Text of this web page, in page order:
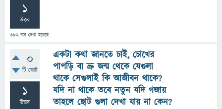
1
উত্তর
382বার দেখা হয়েছে
0
টি ভোট
1
উত্তর
একটা কথা জানতে চাই, চোখের
পাপড়ি বা ভ্রু জন্ম থেকে যেগুলা
থাকে সেগুলাই কি আজীবন থাকে?
যদি না থাকে তবে নতুন যদি গজায়
তাহলে ছোট গুলা দেখা যায় না কেন?